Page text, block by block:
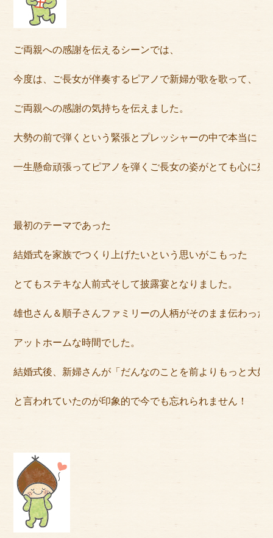
ご両親への感謝を伝えるシーンでは、
今度は、ご長女が伴奏するピアノで新婦が歌を歌って、
ご両親への感謝の気持ちを伝えました。
大勢の前で弾くという緊張とプレッシャーの中で本当に
一生懸命頑張ってピアノを弾くご長女の姿がとても心に残
最初のテーマであった
結婚式を家族でつくり上げたいという思いがこもった
とてもステキな人前式そして披露宴となりました。
雄也さん＆順子さんファミリーの人柄がそのまま伝わった
アットホームな時間でした。
結婚式後、新婦さんが「だんなのことを前よりもっと大好
と言われていたのが印象的で今でも忘れられません！